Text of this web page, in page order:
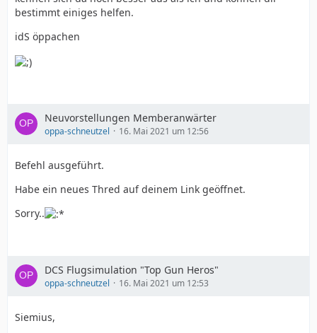
bestimmt einiges helfen.
idS öppachen
Neuvorstellungen Memberanwärter
oppa-schneutzel 16. Mai 2021 um 12:56
Befehl ausgeführt.
Habe ein neues Thred auf deinem Link geöffnet.
Sorry..
DCS Flugsimulation "Top Gun Heros"
oppa-schneutzel 16. Mai 2021 um 12:53
Siemius,